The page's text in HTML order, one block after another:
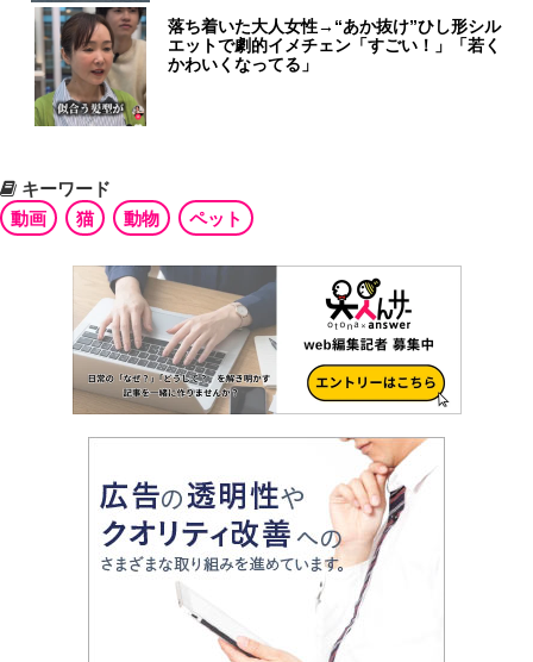
落ち着いた大人女性→“あか抜け”ひし形シル
エットで劇的イメチェン「すごい！」「若く
かわいくなってる」
キーワード
動画
猫 動物 ペット